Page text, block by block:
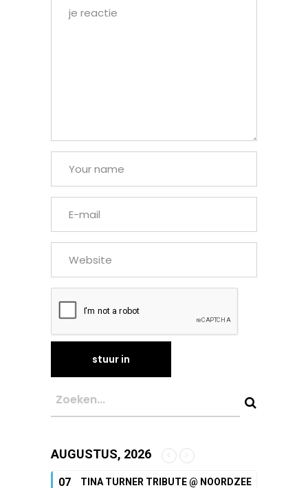
AUGUSTUS, 2026
07
TINA TURNER TRIBUTE @ NOORDZEE